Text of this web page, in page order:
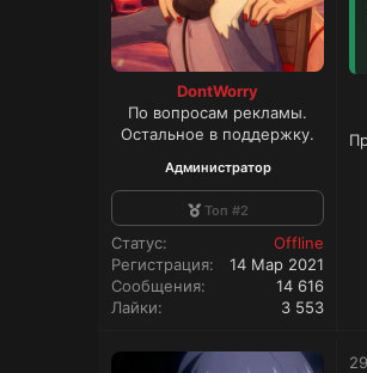
DontWorry
По вопросам рекламы.
Остальное в поддержку.
Администратор
Топ #2
Статус
Offline
Регистрация
14 Мар 2021
Сообщения
14 616
Лайки
3 553